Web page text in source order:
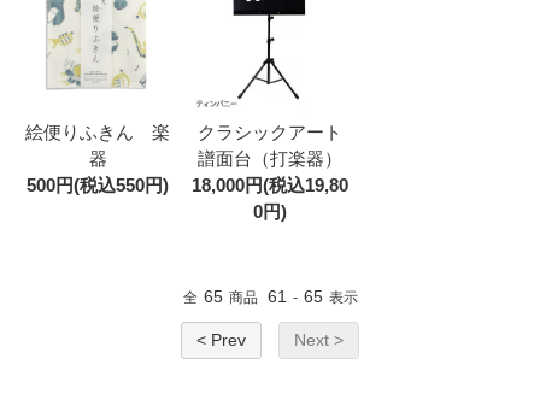
絵便りふきん 楽
器
500円(税込550円)
クラシックアート
譜面台（打楽器）
18,000円(税込19,80
0円)
全 65 商品 61 - 65 表示
< Prev Next >